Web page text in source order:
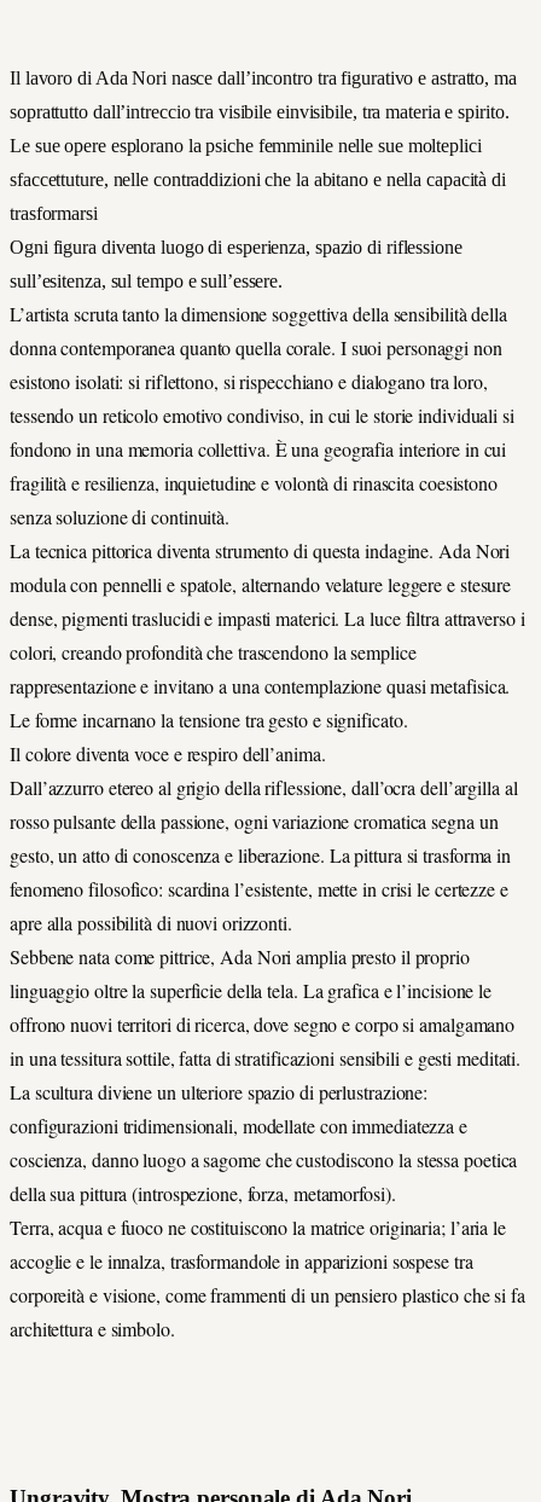
Il lavoro di Ada Nori nasce dall’incontro tra figurativo e astratto, ma
soprattutto dall’intreccio tra visibile einvisibile, tra materia e spirito.
Le sue opere esplorano la psiche femminile nelle sue molteplici
sfaccettuture, nelle contraddizioni che la abitano e nella capacità di
trasformarsi
Ogni figura diventa luogo di esperienza, spazio di riflessione
sull’esitenza, sul tempo e sull’essere.
L’artista scruta tanto la dimensione soggettiva della sensibilità della
donna contemporanea quanto quella corale. I suoi personaggi non
esistono isolati: si riflettono, si rispecchiano e dialogano tra loro,
tessendo un reticolo emotivo condiviso, in cui le storie individuali si
fondono in una memoria collettiva. È una geografia interiore in cui
fragilità e resilienza, inquietudine e volontà di rinascita coesistono
senza soluzione di continuità.
La tecnica pittorica diventa strumento di questa indagine. Ada Nori
modula con pennelli e spatole, alternando velature leggere e stesure
dense, pigmenti traslucidi e impasti materici.La luce filtra attraverso i
colori, creando profondità che trascendono la semplice
rappresentazione e invitano a una contemplazione quasi metafisica.
Le forme incarnano la tensione tra gesto e significato.
Il colore diventa voce e respiro dell’anima.
Dall’azzurro etereo al grigio della riflessione, dall’ocra dell’argilla al
rosso pulsante della passione, ogni variazione cromatica segna un
gesto, un atto di conoscenza e liberazione. La pittura si trasforma in
fenomeno filosofico: scardina l’esistente, mette in crisi le certezze e
apre alla possibilità di nuovi orizzonti.
Sebbene nata come pittrice, Ada Nori amplia presto il proprio
linguaggio oltre la superficie della tela. La grafica e l’incisione le
offrono nuovi territori di ricerca, dove segno e corpo si amalgamano
in una tessitura sottile, fatta di stratificazioni sensibili e gesti meditati.
La scultura diviene un ulteriore spazio di perlustrazione:
configurazioni tridimensionali, modellate con immediatezza e
coscienza, danno luogo a sagome che custodiscono la stessa poetica
della sua pittura (introspezione, forza, metamorfosi).
Terra, acqua e fuoco ne costituiscono la matrice originaria; l’aria le
accoglie e le innalza, trasformandole in apparizioni sospese tra
corporeità e visione, come frammenti di un pensiero plastico che si fa
architettura e simbolo.